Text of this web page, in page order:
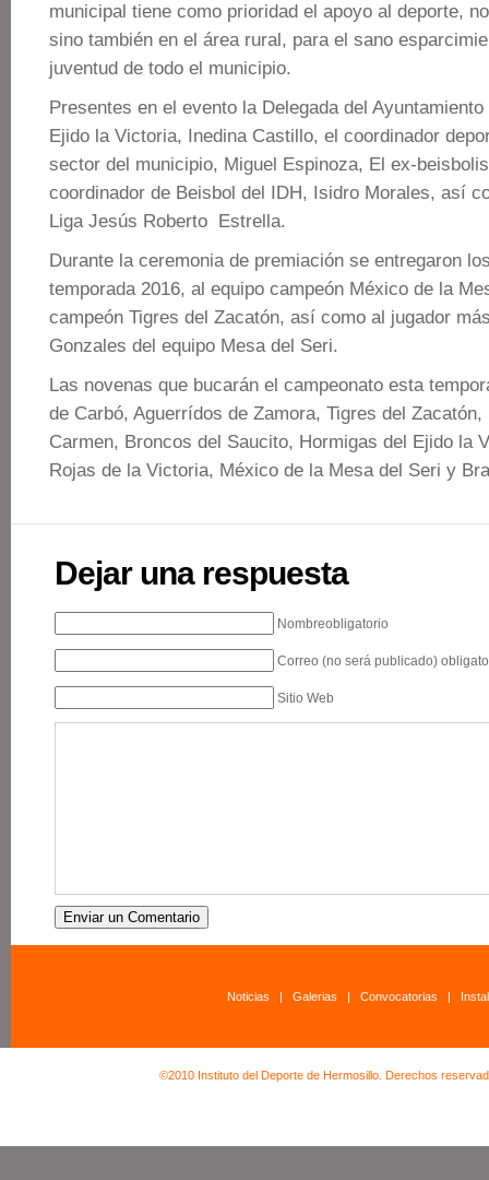
municipal tiene como prioridad el apoyo al deporte,
sino también en el área rural, para el sano
juventud de todo el municipio.
Presentes en el evento la Delegada del
Ejido la Victoria, Inedina Castillo, el coordinador
sector del municipio, Miguel Espinoza, El ex-
coordinador de Beisbol del IDH, Isidro Morales, así
Liga Jesús Roberto Estrella.
Durante la ceremonia de premiación se entregaron
temporada 2016, al equipo campeón México de la
campeón Tigres del Zacatón, así como al jugador
Gonzales del equipo Mesa del Seri.
Las novenas que bucarán el campeonato esta
de Carbó, Aguerrídos de Zamora, Tigres del
Carmen, Broncos del Saucito, Hormigas del Ejido la
Rojas de la Victoria, México de la Mesa del Seri y
Dejar una respuesta
Nombreobligatorio
Correo (no será publicado)
Sitio Web
Noticias | Galerias | Convocatorias |
©2010 Instituto del Deporte de Hermosillo. Derechos